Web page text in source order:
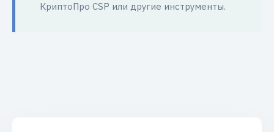
КриптоПро CSP или другие инструменты.